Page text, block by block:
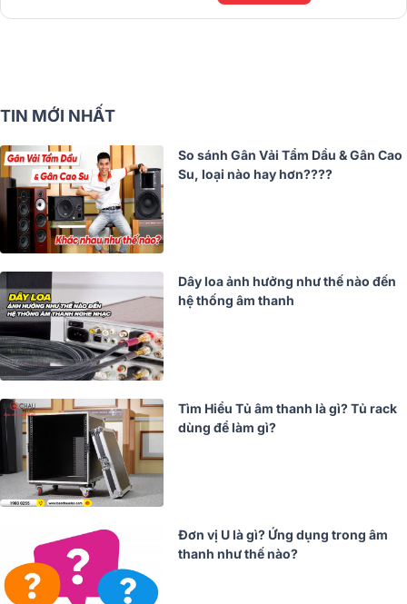
TIN MỚI NHẤT
So sánh Gân Vải Tẩm Dầu & Gân Cao
Su, loại nào hay hơn????
Dây loa ảnh hưởng như thế nào đến
hệ thống âm thanh
Tìm Hiểu Tủ âm thanh là gì? Tủ rack
dùng để làm gì?
Đơn vị U là gì? Ứng dụng trong âm
thanh như thế nào?